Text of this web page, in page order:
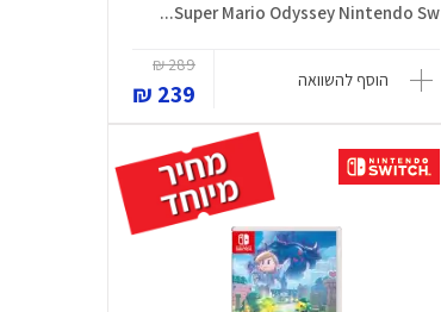
Super Mario Odyssey Nintendo Sw...
הוסף להשוואה
289 ₪
239 ₪